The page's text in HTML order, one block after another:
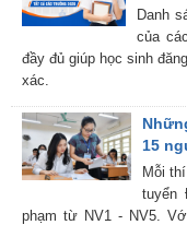
Danh
của
đầy đủ giúp học sinh
xác.
15
Mỗi
tuyển
phạm từ NV1 - NV5.